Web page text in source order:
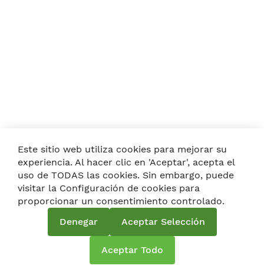
Este sitio web utiliza cookies para mejorar su
experiencia. Al hacer clic en 'Aceptar', acepta el
uso de TODAS las cookies. Sin embargo, puede
visitar la Configuración de cookies para
proporcionar un consentimiento controlado.
Denegar
Aceptar Selección
Aceptar Todo